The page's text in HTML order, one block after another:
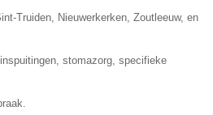
Truiden, Nieuwerkerken, Zoutleeuw, en
stomazorg, specifieke